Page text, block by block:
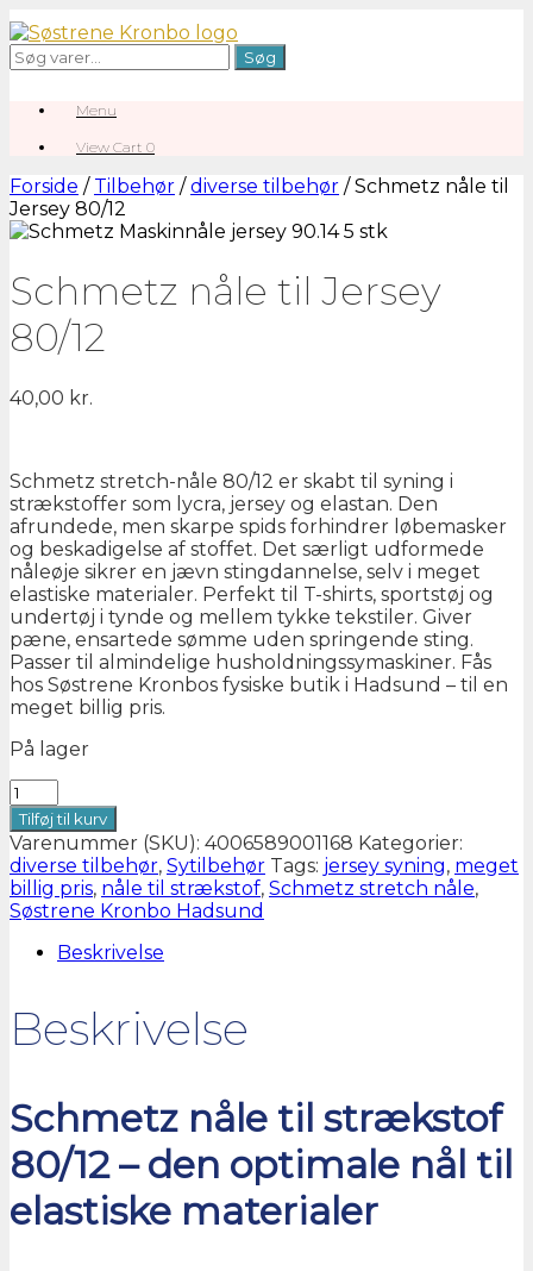
Gå
til
indhold
Søg
efter:
Søg
Menu
View
cart
View Cart 0
Forside / Tilbehør /diverse tilbehør / Schmetz nåle til
Jersey 80/12
Schmetz nåle til Jersey
80/12
40,00 kr.
Schmetz stretch-nåle 80/12 er skabt til syning i
strækstoffer som lycra, jersey og elastan. Den
afrundede, men skarpe spids forhindrer løbemasker
og beskadigelse af stoffet. Det særligt udformede
nåleøje sikrer en jævn stingdannelse, selv i meget
elastiske materialer. Perfekt til T-shirts, sportstøj og
undertøj i tynde og mellem tykke tekstiler. Giver
pæne, ensartede sømme uden springende sting.
Passer til almindelige husholdningssymaskiner. Fås
hos Søstrene Kronbos fysiske butik i Hadsund – til en
meget billig pris.
På lager
Schmetz
nåle
til
Jersey
80/12
antal
Tilføj til kurv
Varenummer (SKU): 4006589001168 Kategorier:
diverse tilbehør, Sytilbehør Tags: jersey syning, meget
billig pris, nåle til strækstof, Schmetz stretch nåle,
Søstrene Kronbo Hadsund
Beskrivelse
Beskrivelse
Schmetz nåle til strækstof
80/12 – den optimale nål til
elastiske materialer